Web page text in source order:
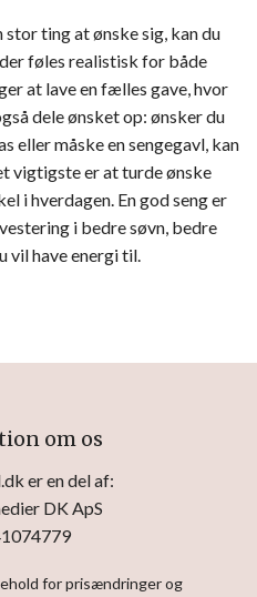
stor ting at ønske sig, kan du
føles realistisk for både
at lave en fælles gave, hvor
dele ønsket op: ønsker du
eller måske en sengegavl, kan
vigtigste er at turde ønske
i hverdagen. En god seng er
i bedre søvn, bedre
vil have energi til.
om os
er en del af:
DK ApS
for prisændringer og